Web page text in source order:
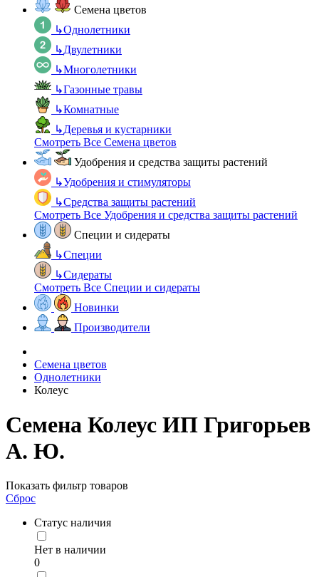
Семена цветов
↳Однолетники
↳Двулетники
↳Многолетники
↳Газонные травы
↳Комнатные
↳Деревья и кустарники
Смотреть Все Семена цветов
Удобрения и средства защиты растений
↳Удобрения и стимуляторы
↳Средства защиты растений
Смотреть Все Удобрения и средства защиты растений
Специи и сидераты
↳Специи
↳Сидераты
Смотреть Все Специи и сидераты
Новинки
Производители
Семена цветов
Однолетники
Колеус
Семена Колеус ИП Григорьев
А. Ю.
Показать фильтр товаров
Сброс
Статус наличия
Нет в наличии
0